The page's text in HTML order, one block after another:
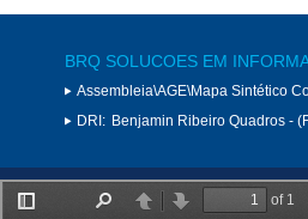
BRQ SOLUCOES EM
Assembleia\AGE\Mapa Sintético
DRI: Benjamin Ribeiro Quadros -